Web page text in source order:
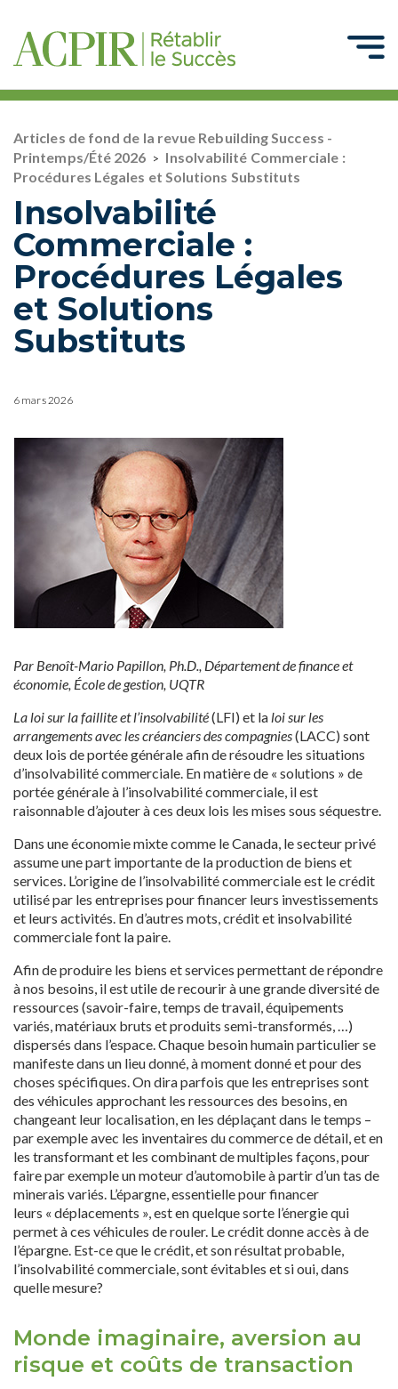
Articles de fond de la revue Rebuilding Success -
Printemps/Été 2026 > Insolvabilité Commerciale :
Procédures Légales et Solutions Substituts
Insolvabilité
Commerciale :
Procédures Légales
et Solutions
Substituts
6 mars 2026
Par Benoît-Mario Papillon, Ph.D., Département de finance et
économie, École de gestion, UQTR
La loi sur la faillite et l’insolvabilité(LFI) et la loi sur les
arrangements avec les créanciers des compagnies(LACC) sont
deux lois de portée générale afin de résoudre les situations
d’insolvabilité commerciale. En matière de « solutions » de
portée générale à l’insolvabilité commerciale, il est
raisonnable d’ajouter à ces deux lois les mises sous séquestre.
Dans une économie mixte comme le Canada, le secteur privé
assume une part importante de la production de biens et
services. L’origine de l’insolvabilité commerciale est le crédit
utilisé par les entreprises pour financer leurs investissements
et leurs activités. En d’autres mots, crédit et insolvabilité
commerciale font la paire.
Afin de produire les biens et services permettant de répondre
à nos besoins, il est utile de recourir à une grande diversité de
ressources (savoir-faire, temps de travail, équipements
variés, matériaux bruts et produits semi-transformés, …)
dispersés dans l’espace. Chaque besoin humain particulier se
manifeste dans un lieu donné, à moment donné et pour des
choses spécifiques. On dira parfois que les entreprises sont
des véhicules approchant les ressources des besoins, en
changeant leur localisation, en les déplaçant dans le temps –
par exemple avec les inventaires du commerce de détail, et en
les transformant et les combinant de multiples façons, pour
faire par exemple un moteur d’automobile à partir d’un tas de
minerais variés. L’épargne, essentielle pour financer
leurs « déplacements », est en quelque sorte l’énergie qui
permet à ces véhicules de rouler. Le crédit donne accès à de
l’épargne. Est-ce que le crédit, et son résultat probable,
l’insolvabilité commerciale, sont évitables et si oui, dans
quelle mesure?
Monde imaginaire, aversion au
risque et coûts de transaction